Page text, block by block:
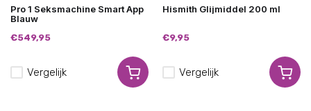
Pro 1 Seksmachine Smart App
Blauw
€549,95
Vergelijk
Hismith Glijmiddel 200 ml
€9,95
Vergelijk